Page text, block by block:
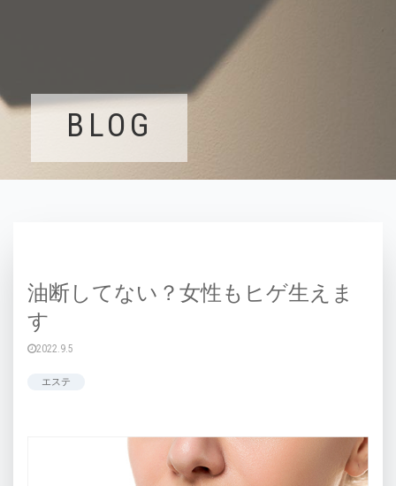
BLOG
油断してない？女性もヒゲ生えま
す
2022.9.5
エステ